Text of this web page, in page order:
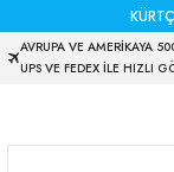
AVRUPA VE AMERİKAYA
UPS VE FEDEX İLE HIZLI